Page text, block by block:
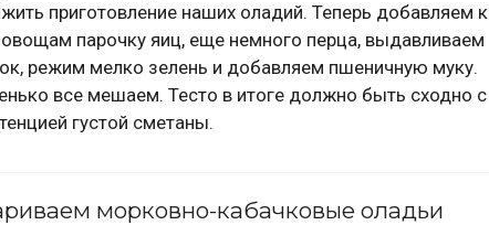
приготовление наших оладий. Теперь добавляем к
парочку яиц, еще немного перца, выдавливаем
режим мелко зелень и добавляем пшеничную муку.
все мешаем. Тесто в итоге должно быть сходно с
густой сметаны.
морковно-кабачковые оладьи